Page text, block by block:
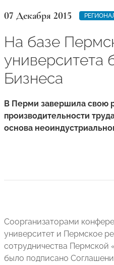
07 Декабря 2015
На базе
университета
Бизнеса
В Перми завершила свою
производительности
основа
Соорганизаторами
университет и Пермское
сотрудничества
было подписано